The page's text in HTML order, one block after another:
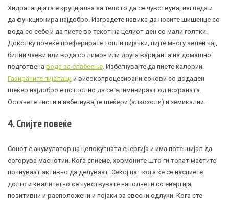
Хидратацијата е круцијална за телото да се чувствува, изгледа и
да функционира најдобро. Изградете навика да носите шишенце со
вода со себе и да пиете во текот на целиот ден со мали голтки.
Доколку повеќе преферирате топли пијачки, пијте многу зелен чај,
билни чаеви или вода со лимон или друга варијанта на домашно
подготвена вода за слабеење . Избегнувајте да пиете калории.
Газираните пијалаци и високопроцесирани сокови со додаден
шеќер најдобро е потполно да се елиминираат од исхраната.
Останете чисти и избегнувајте шеќери (алкохоли) и хемикалии.
4. Спијте повеќе
Сонот е акумулатор на целокупната енергија и има потенцијал да
согорува маснотии. Кога спиеме, хормоните што ги топат мастите
почнуваат активно да делуваат. Секој пат кога ќе се наспиете
долго и квалитетно се чувствувате наполнети со енергија,
позитивни и расположени и појаки за свесни одлуки. Кога сте